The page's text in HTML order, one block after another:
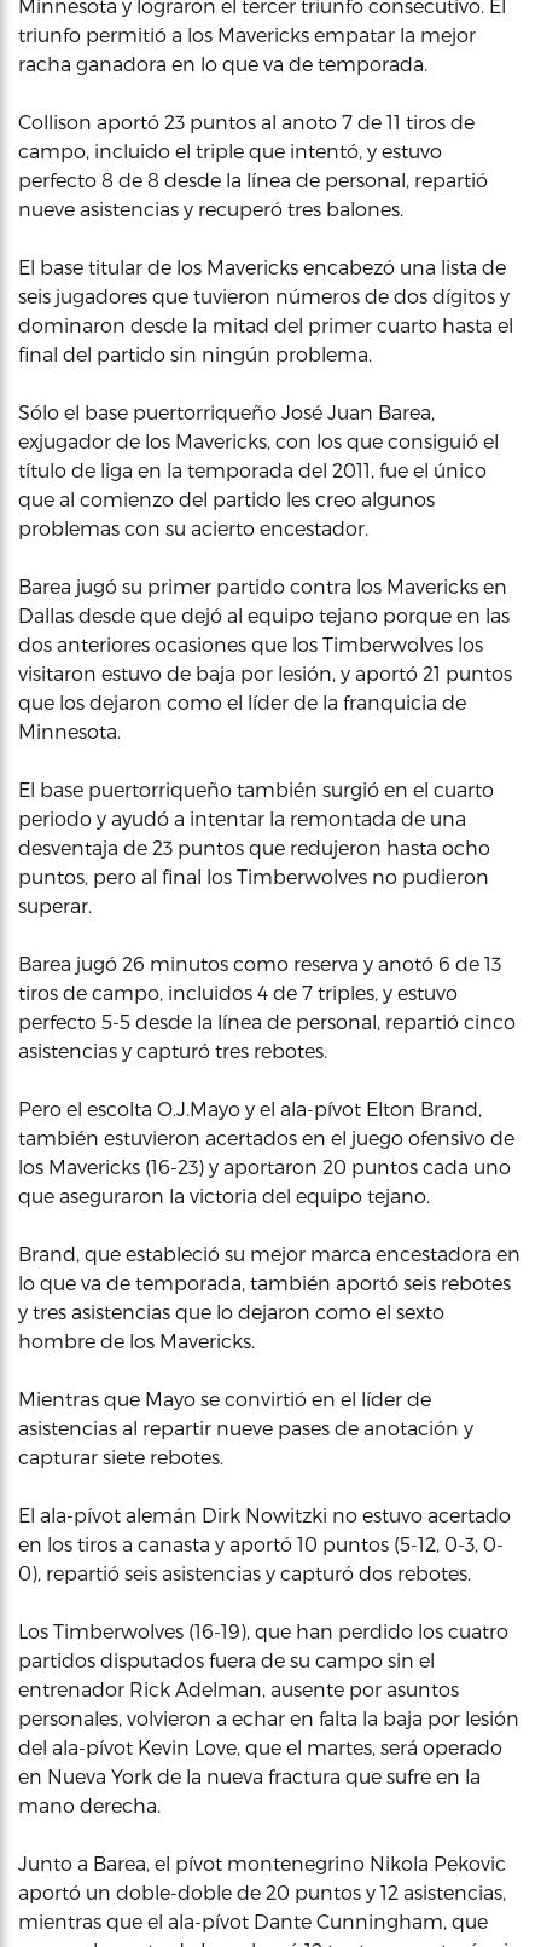
Minnesota y lograron el tercer triunfo consecutivo. El
triunfo permitió a los Mavericks empatar la mejor
racha ganadora en lo que va de temporada.
Collison aportó 23 puntos al anoto 7 de 11 tiros de
campo, incluido el triple que intentó, y estuvo
perfecto 8 de 8 desde la línea de personal, repartió
nueve asistencias y recuperó tres balones.
El base titular de los Mavericks encabezó una lista de
seis jugadores que tuvieron números de dos dígitos y
dominaron desde la mitad del primer cuarto hasta el
final del partido sin ningún problema.
Sólo el base puertorriqueño José Juan Barea,
exjugador de los Mavericks, con los que consiguió el
título de liga en la temporada del 2011, fue el único
que al comienzo del partido les creo algunos
problemas con su acierto encestador.
Barea jugó su primer partido contra los Mavericks en
Dallas desde que dejó al equipo tejano porque en las
dos anteriores ocasiones que los Timberwolves los
visitaron estuvo de baja por lesión, y aportó 21 puntos
que los dejaron como el líder de la franquicia de
Minnesota.
El base puertorriqueño también surgió en el cuarto
periodo y ayudó a intentar la remontada de una
desventaja de 23 puntos que redujeron hasta ocho
puntos, pero al final los Timberwolves no pudieron
superar.
Barea jugó 26 minutos como reserva y anotó 6 de 13
tiros de campo, incluidos 4 de 7 triples, y estuvo
perfecto 5-5 desde la línea de personal, repartió cinco
asistencias y capturó tres rebotes.
Pero el escolta O.J.Mayo y el ala-pívot Elton Brand,
también estuvieron acertados en el juego ofensivo de
los Mavericks (16-23) y aportaron 20 puntos cada uno
que aseguraron la victoria del equipo tejano.
Brand, que estableció su mejor marca encestadora en
lo que va de temporada, también aportó seis rebotes
y tres asistencias que lo dejaron como el sexto
hombre de los Mavericks.
Mientras que Mayo se convirtió en el líder de
asistencias al repartir nueve pases de anotación y
capturar siete rebotes.
El ala-pívot alemán Dirk Nowitzki no estuvo acertado
en los tiros a canasta y aportó 10 puntos (5-12, 0-3, 0-
0), repartió seis asistencias y capturó dos rebotes.
Los Timberwolves (16-19), que han perdido los cuatro
partidos disputados fuera de su campo sin el
entrenador Rick Adelman, ausente por asuntos
personales, volvieron a echar en falta la baja por lesión
del ala-pívot Kevin Love, que el martes, será operado
en Nueva York de la nueva fractura que sufre en la
mano derecha.
Junto a Barea, el pívot montenegrino Nikola Pekovic
aportó un doble-doble de 20 puntos y 12 asistencias,
mientras que el ala-pívot Dante Cunningham, que